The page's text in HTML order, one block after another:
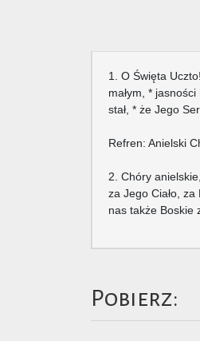
1. O Święta
małym, *
stał, * że Jego
Refren: Anielski
2. Chóry
za Jego Ciało,
nas także Boskie
Pobierz: